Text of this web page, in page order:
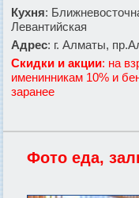
Кухня:
Левантийская
Адрес: г. Алматы,
Скидки и акции: на
именинникам 10% и
заранее
Фото еда,